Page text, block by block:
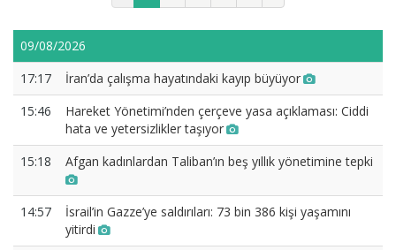
09/08/2026
17:17
İran’da çalışma hayatındaki kayıp büyüyor
15:46
Hareket Yönetimi’nden çerçeve yasa açıklaması: Ciddi
hata ve yetersizlikler taşıyor
15:18
Afgan kadınlardan Taliban’ın beş yıllık yönetimine tepki
14:57
İsrail’in Gazze’ye saldırıları: 73 bin 386 kişi yaşamını
yitirdi